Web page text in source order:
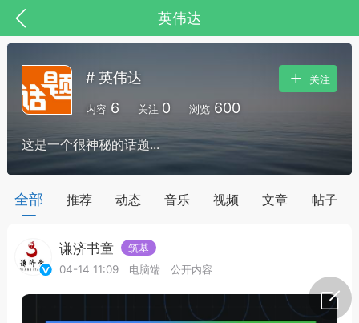
英伟达
，华夏中医人：家门口的中医人！
节气气象
# 英伟达
内容 6 关注 0 浏览 600
关注
这是一个很神秘的话题...
全部 推荐 动态 音乐 视频 文章 帖子
谦济书童
筑基
04-14 11:09
电脑端 公开内容